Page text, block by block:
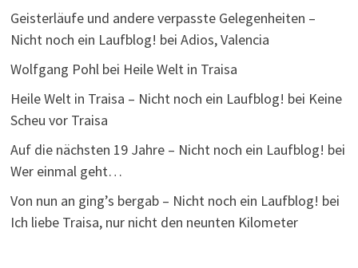
Geisterläufe und andere verpasste Gelegenheiten –
Nicht noch ein Laufblog! bei Adios, Valencia
Wolfgang Pohlbei Heile Welt in Traisa
Heile Welt in Traisa – Nicht noch ein Laufblog! bei Keine
Scheu vor Traisa
Auf die nächsten 19 Jahre – Nicht noch ein Laufblog! bei
Wer einmal geht…
Von nun an ging’s bergab – Nicht noch ein Laufblog! bei
Ich liebe Traisa, nur nicht den neunten Kilometer